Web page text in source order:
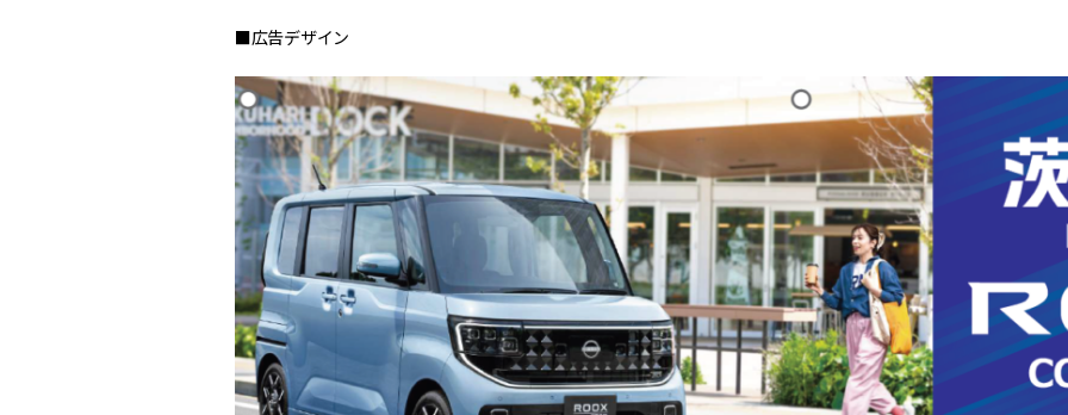
■広告デザイン